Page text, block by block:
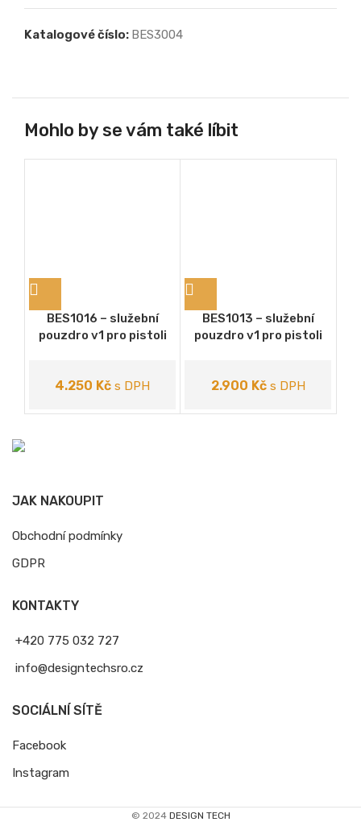
Katalogové číslo: BES3004
Mohlo by se vám také líbit
BES1016 – služební
pouzdro v1 pro pistoli
4.250 Kč s DPH
BES1013 – služební
pouzdro v1 pro pistoli
2.900 Kčs DPH
JAK NAKOUPIT
Obchodní podmínky
GDPR
KONTAKTY
+420 775 032 727
info@designtechsro.cz
SOCIÁLNÍ SÍTĚ
Facebook
Instagram
© 2024 DESIGN TECH